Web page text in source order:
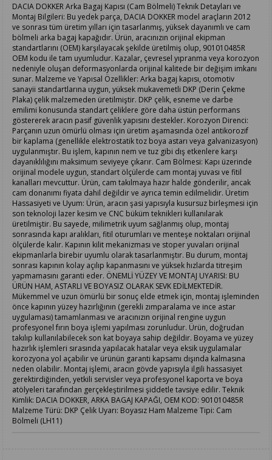
DACIA DOKKER Arka Bagaj Kapısı (Cam Bölmeli) Teknik Detayları ve
Montaj Bilgileri: Bu yedek parça, DACIA DOKKER model araçların 2012
ve sonrası tüm üretim yılları için tasarlanmış, yüksek dayanımlı ve cam
bölmeli arka bagaj kapağıdır. Ürün, aracınızın orijinal ekipman
standartlarını (OEM) karşılayacak şekilde üretilmiş olup, 901010485R
OEM kodu ile tam uyumludur. Kazalar, çevresel yıpranma veya korozyon
nedeniyle oluşan deformasyonlarda orijinal kalitede bir değişim imkanı
sunar. Malzeme ve Yapısal Özellikler: Arka bagaj kapısı, otomotiv
sanayii standartlarına uygun, yüksek mukavemetli DKP (Derin Çekme
Plaka) çelik malzemeden üretilmiştir. DKP çelik, esneme ve darbe
emilimi konusunda standart çeliklere göre daha üstün performans
göstererek aracın pasif güvenlik yapısını destekler. Korozyon Direnci:
Parçanın uzun ömürlü olması için üretim aşamasında özel antikorozif
bir kaplama (genellikle elektrostatik toz boya astarı veya galvanizasyon)
uygulanmıştır. Bu işlem, kapının nem ve tuz gibi dış etkenlere karşı
dayanıklılığını maksimum seviyeye çıkarır. Cam Bölmesi: Kapı üzerinde
orijinal modele uygun, standart ölçülerde cam montaj yuvası ve fitil
kanalları mevcuttur. Ürün, cam takılmaya hazır halde gönderilir, ancak
cam donanımı fiyata dahil değildir ve ayrıca temin edilmelidir. Üretim
Hassasiyeti ve Uyum: Ürün, aracın şasi yapısıyla kusursuz birleşmesi için
son teknoloji lazer kesim ve CNC büküm teknikleri kullanılarak
üretilmiştir. Bu sayede, milimetrik uyum sağlanmış olup, montaj
sonrasında kapı aralıkları, fitil oturumları ve menteşe noktaları orijinal
ölçülerde kalır. Kapının kilit mekanizması ve stoper yuvaları orijinal
ekipmanlarla birebir uyumlu olarak tasarlanmıştır. Bu durum, montaj
sonrası kapının kolay açılıp kapanmasını ve yüksek hızlarda titreşim
yapmamasını garanti eder. ÖNEMLİ YÜZEY VE MONTAJ UYARISI: BU
ÜRÜN HAM, ASTARLI VE BOYASIZ OLARAK SEVK EDİLMEKTEDİR.
Mükemmel ve uzun ömürlü bir sonuç elde etmek için, montaj işleminden
önce kapının yüzey hazırlığının (gerekli zımparalama ve ince astar
uygulaması) tamamlanması ve aracınızın orijinal rengine uygun
profesyonel fırın boya işlemi yapılması zorunludur. Ürün, doğrudan
takılıp kullanılabilecek son kat boyaya sahip değildir. Boyama ve yüzey
hazırlık işlemleri sırasında yapılacak hatalar veya eksik uygulamalar
korozyona yol açabilir ve ürünün garanti kapsamı dışında kalmasına
neden olabilir. Montaj işlemi, aracın gövde yapısıyla ilgili hassasiyet
gerektirdiğinden, yetkili servisler veya profesyonel kaporta ve boya
atölyeleri tarafından gerçekleştirilmesi şiddetle tavsiye edilir. Teknik
Kimlik: DACIA DOKKER, ARKA BAGAJ KAPAĞI, OEM KOD: 901010485R
Malzeme Türü: DKP Çelik Uyarı: Boyasız Ham Malzeme Tipi: Cam
Bölmeli (LH11)